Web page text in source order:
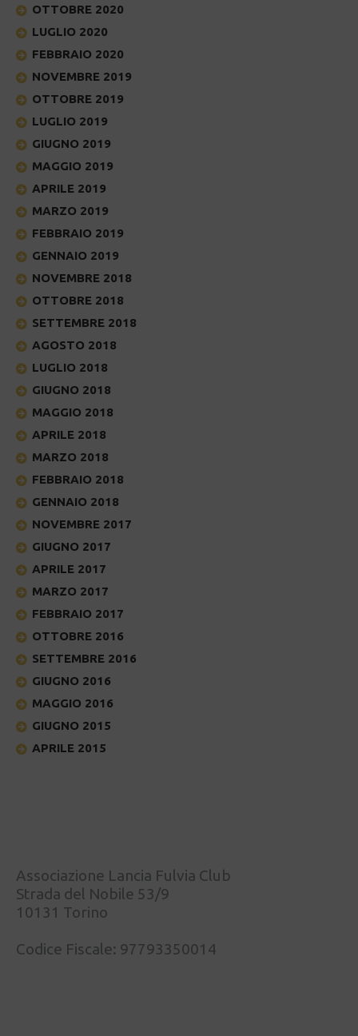
OTTOBRE 2020
LUGLIO 2020
FEBBRAIO 2020
NOVEMBRE 2019
OTTOBRE 2019
LUGLIO 2019
GIUGNO 2019
MAGGIO 2019
APRILE 2019
MARZO 2019
FEBBRAIO 2019
GENNAIO 2019
NOVEMBRE 2018
OTTOBRE 2018
SETTEMBRE 2018
AGOSTO 2018
LUGLIO 2018
GIUGNO 2018
MAGGIO 2018
APRILE 2018
MARZO 2018
FEBBRAIO 2018
GENNAIO 2018
NOVEMBRE 2017
GIUGNO 2017
APRILE 2017
MARZO 2017
FEBBRAIO 2017
OTTOBRE 2016
SETTEMBRE 2016
GIUGNO 2016
MAGGIO 2016
GIUGNO 2015
APRILE 2015
Associazione Lancia Fulvia Club
Strada del Nobile 53/9
10131 Torino
Codice Fiscale: 97793350014